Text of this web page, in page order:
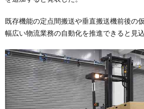
既存機能の定点間搬送や垂直搬送機前後の
幅広い物流業務の自動化を推進できると見込